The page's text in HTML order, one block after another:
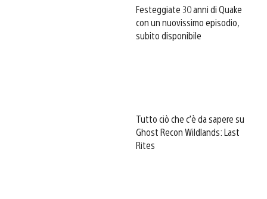
Festeggiate 30 anni di Quake
con un nuovissimo episodio,
subito disponibile
Tutto ciò che c’è da sapere su
Ghost Recon Wildlands: Last
Rites